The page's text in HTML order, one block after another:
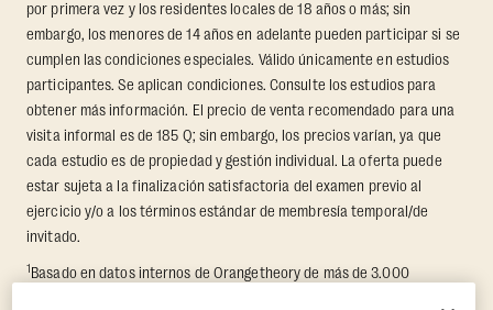
por primera vez y los residentes locales de 18 años o más; sin
embargo, los menores de 14 años en adelante pueden participar si se
cumplen las condiciones especiales. Válido únicamente en estudios
participantes. Se aplican condiciones. Consulte los estudios para
obtener más información. El precio de venta recomendado para una
visita informal es de 185 Q; sin embargo, los precios varían, ya que
cada estudio es de propiedad y gestión individual. La oferta puede
estar sujeta a la finalización satisfactoria del examen previo al
ejercicio y/o a los términos estándar de membresía temporal/de
invitado.
1Basado en datos internos de Orangetheory de más de 3.000